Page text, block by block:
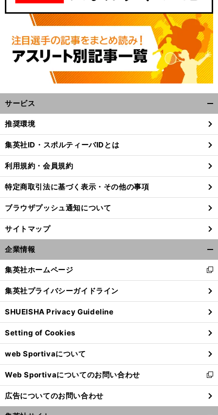
サービス
閉
る
推奨環境
集英社ID・スポルティーバIDとは
利用規約・会員規約
特定商取引法に基づく表示・その他の事項
ブラウザプッシュ通知について
サイトマップ
企業情報
閉
る
集英社ホームページ
新
し
い
ウ
ィ
ン
ド
ウ
で
開
く
集英社プライバシーガイドライン
SHUEISHA Privacy Guideline
Setting of Cookies
web Sportivaについて
Web Sportivaについてのお問い合わせ
新
し
い
ウ
広告についてのお問い合わせ